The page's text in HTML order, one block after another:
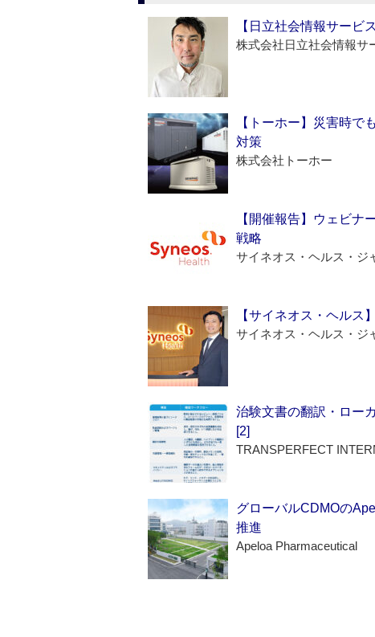
【日立社会情報サービ
株式会社日立社会情報サ
【トーホー】災害時
対策
株式会社トーホー
【開催報告】ウェビナ
戦略
サイネオス・ヘルス・ジ
【サイネオス・ヘル
サイネオス・ヘルス・ジ
治験文書の翻訳・ロー
[2]
TRANSPERFECT
グローバルCDMOの
推進
Apeloa Pharmaceutical